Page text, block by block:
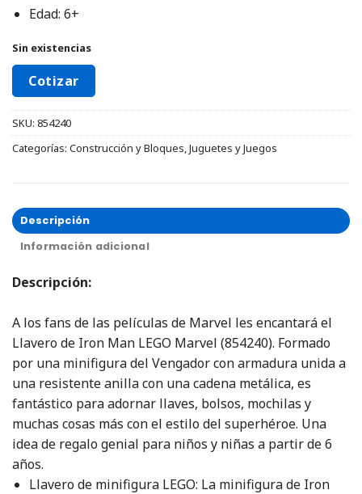
Edad: 6+
Sin existencias
Cotizar
SKU: 854240
Categorías: Construcción y Bloques,Juguetes y Juegos
Descripción
Información adicional
Descripción:
A los fans de las películas de Marvel les encantará el
Llavero de Iron Man LEGO Marvel (854240). Formado
por una minifigura del Vengador con armadura unida a
una resistente anilla con una cadena metálica, es
fantástico para adornar llaves, bolsos, mochilas y
muchas cosas más con el estilo del superhéroe. Una
idea de regalo genial para niños y niñas a partir de 6
años.
Llavero de minifigura LEGO: La minifigura de Iron